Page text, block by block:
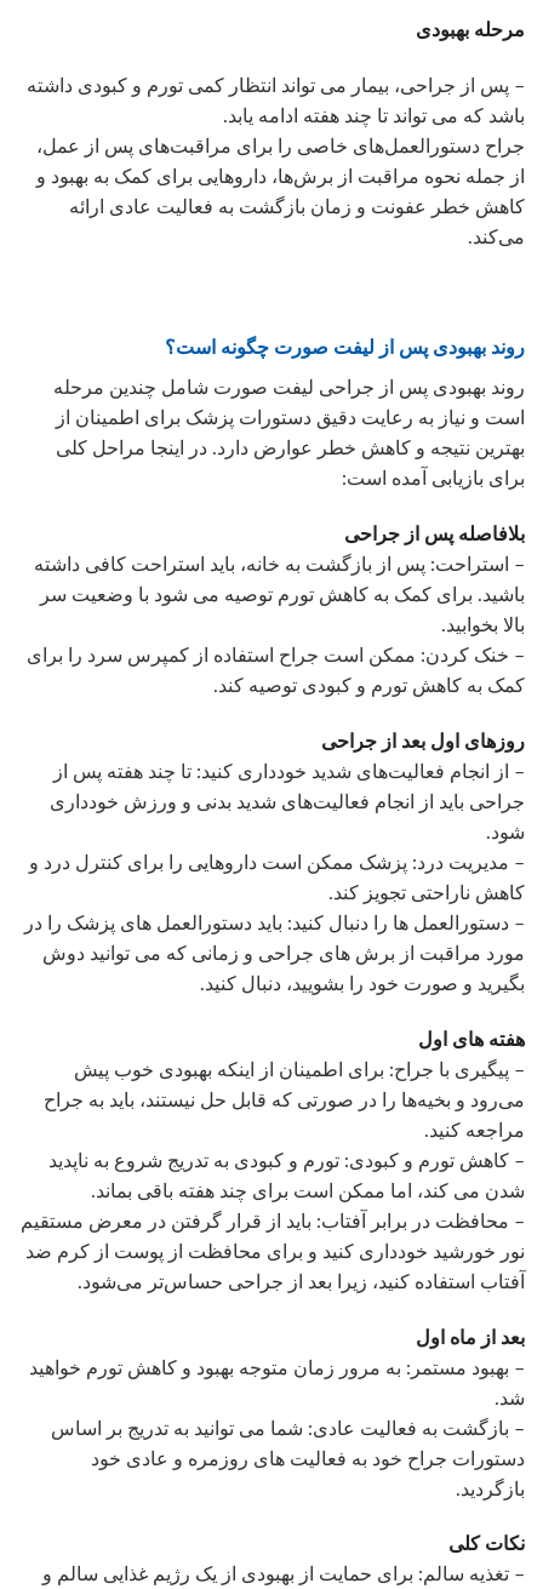
مرحله بهبودی
– پس از جراحی، بیمار می تواند انتظار کمی تورم و کبودی داشته
باشد که می تواند تا چند هفته ادامه یابد.
جراح دستورالعمل‌های خاصی را برای مراقبت‌های پس از عمل،
از جمله نحوه مراقبت از برش‌ها، داروهایی برای کمک به بهبود و
کاهش خطر عفونت و زمان بازگشت به فعالیت عادی ارائه
می‌کند.
روند بهبودی پس از لیفت صورت چگونه است؟
روند بهبودی پس از جراحی لیفت صورت شامل چندین مرحله
است و نیاز به رعایت دقیق دستورات پزشک برای اطمینان از
بهترین نتیجه و کاهش خطر عوارض دارد. در اینجا مراحل کلی
برای بازیابی آمده است:
بلافاصله پس از جراحی
– استراحت: پس از بازگشت به خانه، باید استراحت کافی داشته
باشید. برای کمک به کاهش تورم توصیه می شود با وضعیت سر
بالا بخوابید.
– خنک کردن: ممکن است جراح استفاده از کمپرس سرد را برای
کمک به کاهش تورم و کبودی توصیه کند.
روزهای اول بعد از جراحی
– از انجام فعالیت‌های شدید خودداری کنید: تا چند هفته پس از
جراحی باید از انجام فعالیت‌های شدید بدنی و ورزش خودداری
شود.
– مدیریت درد: پزشک ممکن است داروهایی را برای کنترل درد و
کاهش ناراحتی تجویز کند.
– دستورالعمل ها را دنبال کنید: باید دستورالعمل های پزشک را در
مورد مراقبت از برش های جراحی و زمانی که می توانید دوش
بگیرید و صورت خود را بشویید، دنبال کنید.
هفته های اول
– پیگیری با جراح: برای اطمینان از اینکه بهبودی خوب پیش
می‌رود و بخیه‌ها را در صورتی که قابل حل نیستند، باید به جراح
مراجعه کنید.
– کاهش تورم و کبودی: تورم و کبودی به تدریج شروع به ناپدید
شدن می کند، اما ممکن است برای چند هفته باقی بماند.
– محافظت در برابر آفتاب: باید از قرار گرفتن در معرض مستقیم
نور خورشید خودداری کنید و برای محافظت از پوست از کرم ضد
آفتاب استفاده کنید، زیرا بعد از جراحی حساس‌تر می‌شود.
بعد از ماه اول
– بهبود مستمر: به مرور زمان متوجه بهبود و کاهش تورم خواهید
شد.
– بازگشت به فعالیت عادی: شما می توانید به تدریج بر اساس
دستورات جراح خود به فعالیت های روزمره و عادی خود
بازگردید.
نکات کلی
– تغذیه سالم: برای حمایت از بهبودی از یک رژیم غذایی سالم و